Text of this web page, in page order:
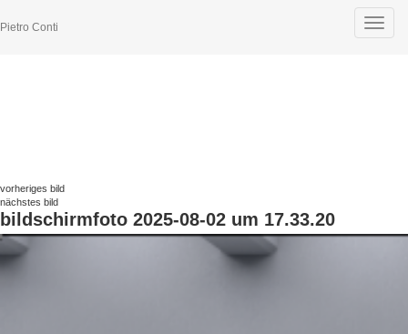
Toggle
Pietro Conti
vorheriges bild
nächstes bild
bildschirmfoto 2025-08-02 um 17.33.20